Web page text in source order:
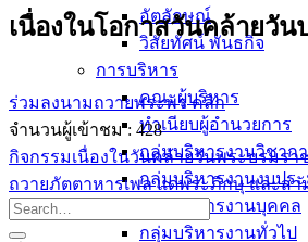
อัตลักษณ์
วิสัยทัศน์ พันธกิจ
การบริหาร
คณะผู้บริหาร
ทำเนียบผู้อำนวยการ
กลุ่มบริหารงานวิชาก
กลุ่มบริหารงานงบปร
กลุ่มบริหารงานบุคคล
กลุ่มบริหารงานทั่วไป
เนื่องในโอกาสวันคล้ายวั
ร่วมลงนามถวายพระพร คลิก
จำนวนผู้เข้าชม : 428
กิจกรรมเนื่องในวันคล้ายวันพระบรมร
ถวายภัตตาหารเพล แด่พระภิกษุ และส